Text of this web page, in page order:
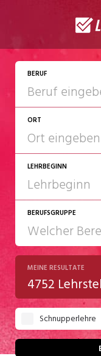
BERUF
ORT
LEHRBEGINN
2027
2028
BERUFSGRUPPE
Chemie/
Gesundheit/
Handwerk/
MEINE RESULTATE
4752
Schnupperlehre